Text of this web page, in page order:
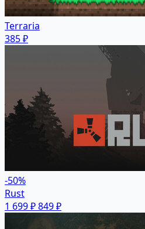
Terraria
385 ₽
-50%
Rust
1 699 ₽849 ₽